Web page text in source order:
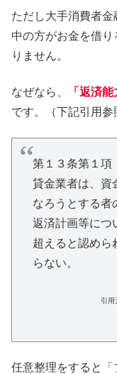
ただし大手消費者
中の方がお金を借
りません。
なぜなら、
「返済
です。（下記引用参
第１３条第１項
貸金業者は、資
なろうとする者
返済計画等につ
超えると認めら
らない。
引用
任意整理をすると「